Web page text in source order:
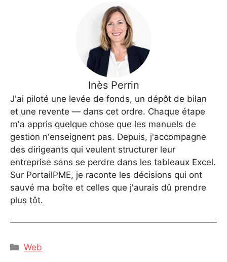
Inès Perrin
J'ai piloté une levée de fonds, un dépôt de bilan
et une revente — dans cet ordre. Chaque étape
m'a appris quelque chose que les manuels de
gestion n'enseignent pas. Depuis, j'accompagne
des dirigeants qui veulent structurer leur
entreprise sans se perdre dans les tableaux Excel.
Sur PortailPME, je raconte les décisions qui ont
sauvé ma boîte et celles que j'aurais dû prendre
plus tôt.
Catégories
Web